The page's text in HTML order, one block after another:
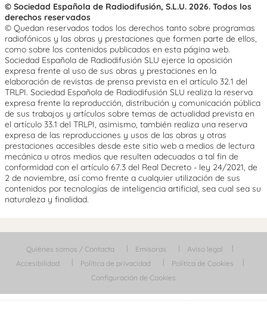
© Sociedad Española de Radiodifusión, S.L.U. 2026. Todos los
derechos reservados
© Quedan reservados todos los derechos tanto sobre programas
radiofónicos y las obras y prestaciones que formen parte de ellos,
como sobre los contenidos publicados en esta página web.
Sociedad Española de Radiodifusión SLU ejerce la oposición
expresa frente al uso de sus obras y prestaciones en la
elaboración de revistas de prensa prevista en el artículo 32.1 del
TRLPI. Sociedad Española de Radiodifusión SLU realiza la reserva
expresa frente la reproducción, distribución y comunicación pública
de sus trabajos y artículos sobre temas de actualidad prevista en
el artículo 33.1 del TRLPI, asimismo, también realiza una reserva
expresa de las reproducciones y usos de las obras y otras
prestaciones accesibles desde este sitio web a medios de lectura
mecánica u otros medios que resulten adecuados a tal fin de
conformidad con el artículo 67.3 del Real Decreto - ley 24/2021, de
2 de noviembre, así como frente a cualquier utilización de sus
contenidos por tecnologías de inteligencia artificial, sea cual sea su
naturaleza y finalidad.
Quiénes somos / Contacta Emisoras
Aviso legal
Accesibilidad
Política de privacidad
Política de Cookies
Configuración de Cookies